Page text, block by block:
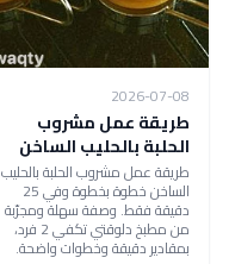
2026-07-08
طريقة عمل مشروب
الحلبة بالحليب الساخن
طريقة عمل مشروب الحلبة بالحليب
الساخن خطوة بخطوة وفي 25
دقيقة فقط. وصفة سهلة ومجرّبة
من مطبخ دلوقتي تكفي 2 فرد،
بمقادير دقيقة وخطوات واضحة.